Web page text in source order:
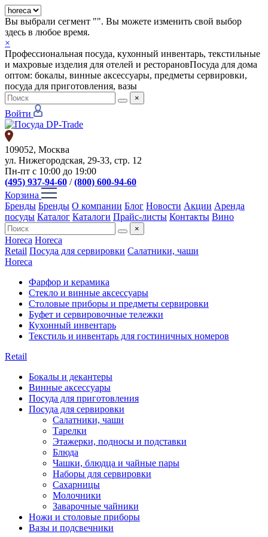
Вы выбрали сегмент "". Вы можете изменить свой выбор
здесь в любое время.
×
Профессиональная посуда, кухонный инвентарь, текстильные
и махровые изделия для отелей и ресторановПосуда для дома
оптом: бокалы, винные аксессуары, предметы сервировки,
посуда для приготовления, вазы
×
Войти
109052, Москва
ул. Нижегородская, 29-33, стр. 12
Пн-пт с 10:00 до 19:00
(495) 937-94-60 /(800) 600-94-60
Корзина
Бренды Бренды О компании Блог Новости Акции Аренда
посуды Каталог Каталоги Прайс-листы Контакты Вино
×
Horeca Horeca
Retail Посуда для сервировки Салатники, чаши
Horeca
Фарфор и керамика
Стекло и винные аксессуары
Столовые приборы и предметы сервировки
Буфет и сервировочные тележки
Кухонный инвентарь
Текстиль и инвентарь для гостиничных номеров
Retail
Бокалы и декантеры
Винные аксессуары
Посуда для приготовления
Посуда для сервировки
Салатники, чаши
Тарелки
Этажерки, подносы и подставки
Блюда
Чашки, блюдца и чайные пары
Наборы для сервировки
Сахарницы
Молочники
Заварочные чайники
Ножи и столовые приборы
Вазы и подсвечники